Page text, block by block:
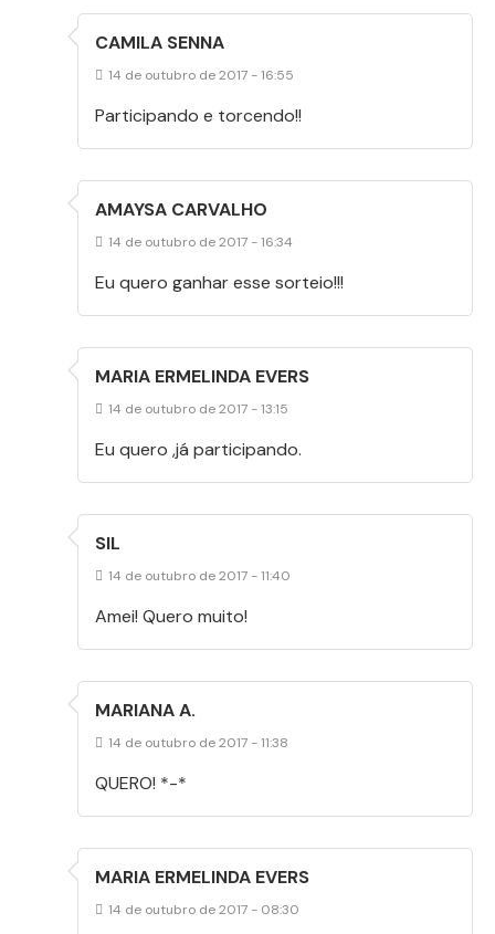
CAMILA SENNA
14 de outubro de 2017 - 16:55
Participando e torcendo!!
AMAYSA CARVALHO
14 de outubro de 2017 - 16:34
Eu quero ganhar esse sorteio!!!
MARIA ERMELINDA EVERS
14 de outubro de 2017 - 13:15
Eu quero ,já participando.
SIL
14 de outubro de 2017 - 11:40
Amei! Quero muito!
MARIANA A.
14 de outubro de 2017 - 11:38
QUERO! *-*
MARIA ERMELINDA EVERS
14 de outubro de 2017 - 08:30